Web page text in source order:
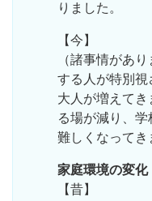
りました。
【今】
（諸事情があ
する人が特別視
大人が増えて
る場が減り、
難しくなってき
家庭環境の変
【昔】